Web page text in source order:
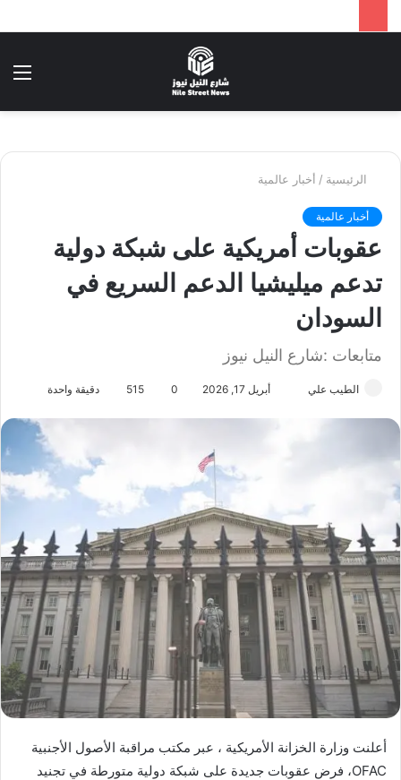
الرئيسية / أخبار عالمية
أخبار عالمية
عقوبات أمريكية على شبكة دولية
تدعم ميليشيا الدعم السريع في
السودان
متابعات :شارع النيل نيوز
الطيب علي
د
ا
إ
ن
ا
أبريل 17, 2026 0
515 دقيقة واحدة
أعلنت وزارة الخزانة الأمريكية ، عبر مكتب مراقبة الأصول الأجنبية
OFAC، فرض عقوبات جديدة على شبكة دولية متورطة في تجنيد